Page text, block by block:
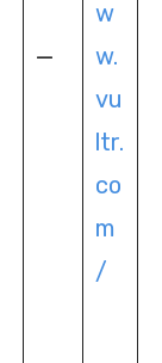
—
w
w.
vu
ltr.
co
m
/